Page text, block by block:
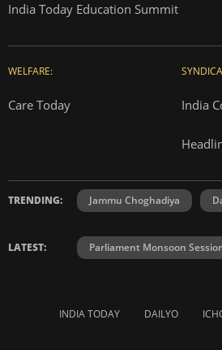
India Today Education Summit
WELFARE:
Care Today India
TRENDING: Jammu Choghadiya
LATEST: Parliament Monsoon
INDIA TODAY DAILYO